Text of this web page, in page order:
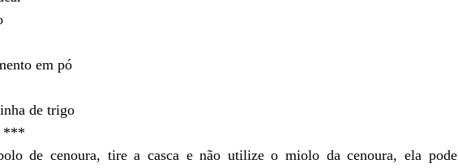
em pó
de trigo
***
de cenoura, tire a casca e não utilize o miolo da cenoura, ela pode